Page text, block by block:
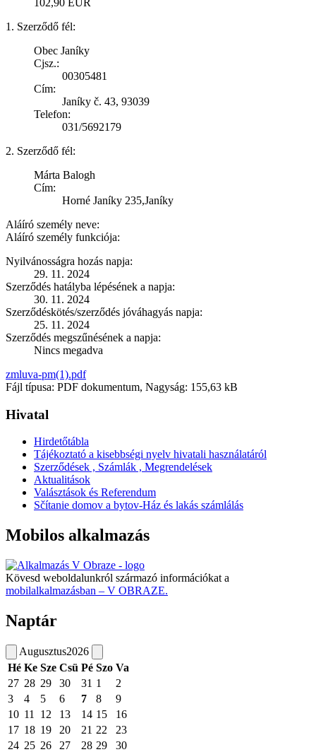
1. Szerződő fél:
Obec Janíky
Cjsz.:
00305481
Cím:
Janíky č. 43, 93039
Telefon:
031/5692179
2. Szerződő fél:
Márta Balogh
Cím:
Horné Janíky 235,Janíky
Aláíró személy neve:
Aláíró személy funkciója:
Nyilvánosságra hozás napja:
29. 11. 2024
Szerződés hatályba lépésének a napja:
30. 11. 2024
Szerződéskötés/szerződés jóváhagyás napja:
25. 11. 2024
Szerződés megszűnésének a napja:
Nincs megadva
zmluva-pm(1).pdf
Fájl típusa: PDF dokumentum, Nagyság: 155,63 kB
Hivatal
Hirdetőtábla
Tájékoztató a kisebbségi nyelv hivatali használatáról
Szerződések , Számlák , Megrendelések
Aktualitások
Valásztások és Referendum
Sčítanie domov a bytov-Ház és lakás számlálás
Mobilos alkalmazás
Kövesd weboldalunkról származó információkat a
mobilalkalmazásban – V OBRAZE.
Naptár
Augusztus2026
Hé Ke Sze Csü Pé Szo Va
27 28 29 30 31 1
2
3
4 5 6 7 8
9
10 11 12 13 14 15
16
17 18 19 20 21 22
23
24 25 26 27 28 29
30